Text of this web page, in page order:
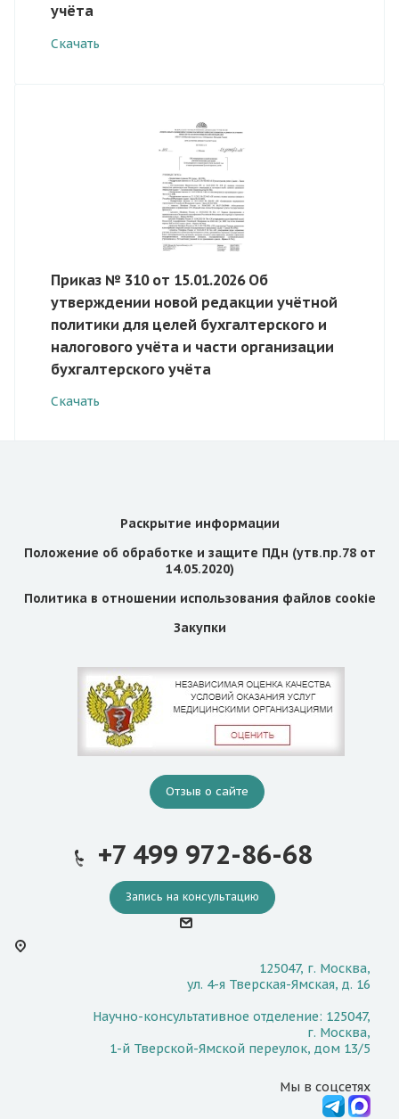
учёта
Скачать
Приказ № 310 от 15.01.2026 Об
утверждении новой редакции учётной
политики для целей бухгалтерского и
налогового учёта и части организации
бухгалтерского учёта
Скачать
Раскрытие информации
Положение об обработке и защите ПДн (утв.пр.78 от
14.05.2020)
Политика в отношении использования файлов cookie
Закупки
Отзыв о сайте
+7 499 972-86-68
Запись на консультацию
125047, г. Москва,
ул. 4-я Тверская-Ямская, д. 16
Научно-консультативное отделение: 125047,
г. Москва,
1-й Тверской-Ямской переулок, дом 13/5
Мы в соцсетях